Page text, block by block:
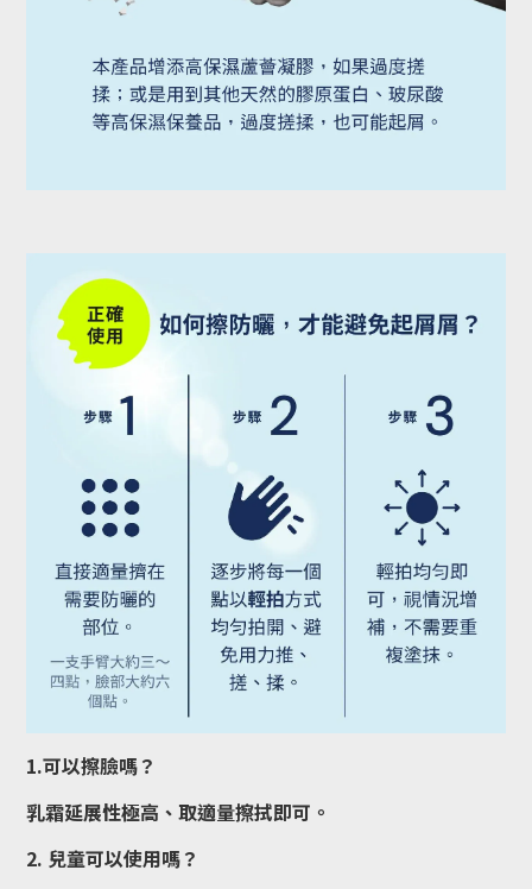
1.可以擦臉嗎？
乳霜延展性極高、取適量擦拭即可。
2. 兒童可以使用嗎？